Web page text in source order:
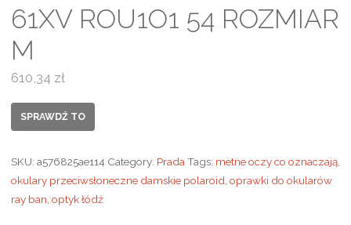
61XV ROU1O1 54 ROZMIAR
M
610,34 zł
SPRAWDŹ TO
SKU: a576825ae114 Category: Prada Tags: metne oczy co oznaczają,
okulary przeciwsłoneczne damskie polaroid, oprawki do okularów
ray ban, optyk łódź